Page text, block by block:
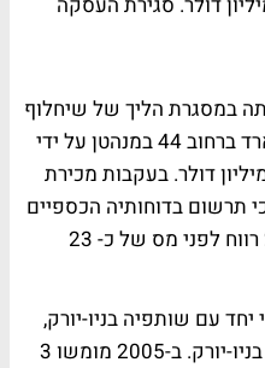
במסגרת הליך של שיחלוף
נכסים בעקבות מכירת בנין ג'רארד ברחוב 44 במנהטן על ידי
לעיסקה תמורת 82 מיליון דולר. בעקבות מכירת
כי תרשום בדוחותיה הכספיים
לרבעון הראשון של שנת 2007 רווח לפני מס של כ- 23
עם שותפיה בניו-יורק,
רוכשת קרקעות באזור המפטון בניו-יורק. ב-2005 מומשו 3